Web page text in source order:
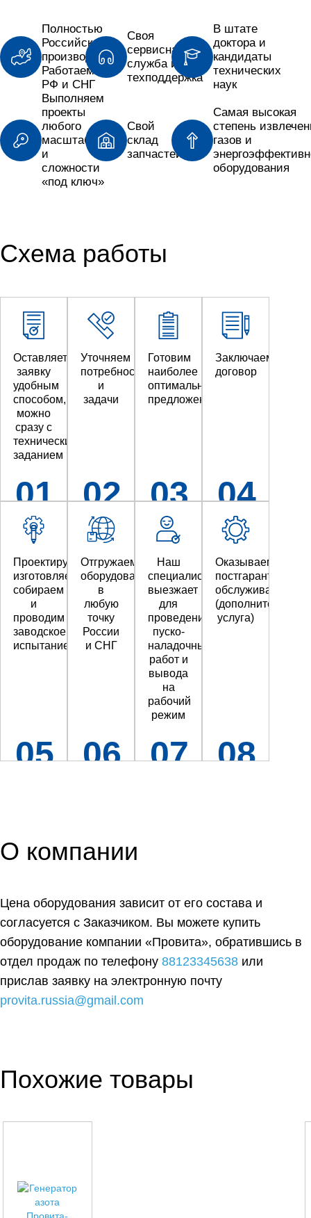
Полностью
Российское
производство
Работаем по
РФ и СНГ
Своя
сервисная
служба и
техподдержка
В штате
доктора и
кандидаты
технических
наук
Выполняем
проекты
любого
масштаба
и
сложности
«под ключ»
Свой
склад
запчастей
Самая высокая
степень
газов и
оборудования
Схема работы
Оставляете
заявку
удобным
способом,
можно
сразу с
техническим
заданием
01
Уточняем
потребности
и
задачи
02
Готовим
наиболее
оптимальное
предложение
03
Заключаем
договор
04
Проектируем,
изготовляем,
собираем
и
проводим
заводское
испытание
05
Отгружаем
оборудование
в
любую
точку
России
и СНГ
06
Наш
специалист
выезжает
для
проведения
пуско-
наладочных
работ и
вывода
на
рабочий
режим
07
Оказываем
постгарантийное
обслуживание
(дополнительная
услуга)
08
О компании
Цена оборудования зависит от его состава и
согласуется с Заказчиком. Вы можете купить
оборудование компании «Провита», обратившись в
отдел продаж по телефону 88123345638 или
прислав заявку на электронную почту
provita.russia@gmail.com
Похожие товары